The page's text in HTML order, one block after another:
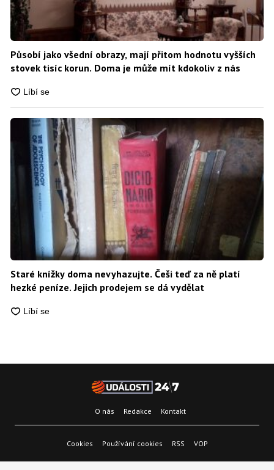
Působí jako všední obrazy, mají přitom hodnotu vyšších
stovek tisíc korun. Doma je může mít kdokoliv z nás
Staré knížky doma nevyhazujte. Češi teď za ně platí
hezké peníze. Jejich prodejem se dá vydělat
O nás Redakce Kontakt
Cookies Používání cookies RSS VOP